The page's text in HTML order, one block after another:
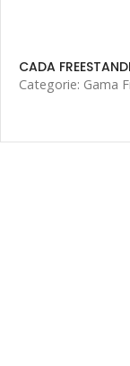
CADA
Categorie: Gama